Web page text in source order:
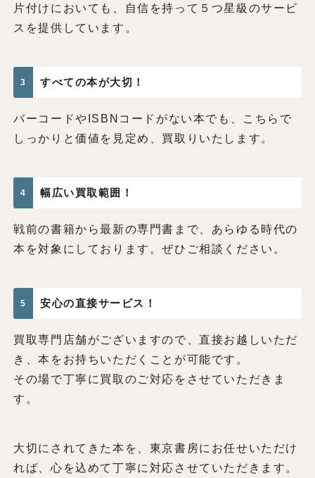
片付けにおいても、自信を持って５つ星級のサービ
スを提供しています。
3 すべての本が大切！
バーコードやISBNコードがない本でも、こちらで
しっかりと価値を見定め、買取りいたします。
4 幅広い買取範囲！
戦前の書籍から最新の専門書まで、あらゆる時代の
本を対象にしております。ぜひご相談ください。
5 安心の直接サービス！
買取専門店舗がございますので、直接お越しいただ
き、本をお持ちいただくことが可能です。
その場で丁寧に買取のご対応をさせていただきま
す。
大切にされてきた本を、東京書房にお任せいただけ
れば、心を込めて丁寧に対応させていただきます。